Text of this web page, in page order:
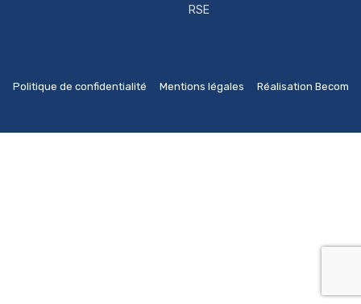
RSE
Politique de confidentialité Mentions légales Réalisation Becom